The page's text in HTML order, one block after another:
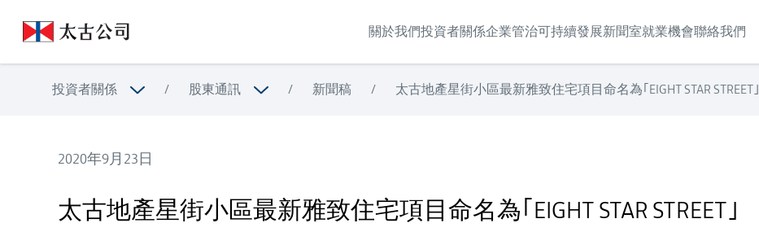
關於我們投資者關係企業管治可持續發展新聞室就業機會聯絡我們
投資者關係 / 股東通訊 / 新聞稿 / 太古地產星街小區最新雅致住宅項目命名為｢EIGHT STAR STREET｣
2020年9月23日
太古地產星街小區最新雅致住宅項目命名為｢EIGHT STAR STREET｣